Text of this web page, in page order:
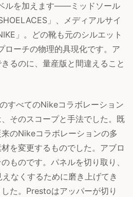
ルを加えます——ミッドソール
」、メディアルサイ
」。どの靴も元のシルエット
ーチの物理的具現化です。ア
るのに、量産版と間違えること
すべてのNikeコラボレーション
そのスコープと手法でした。既
のNikeコラボレーションの多
を変更するものでした。アブロ
ものです。パネルを切り取り、
なくするために磨き上げてき
た。Prestoはアッパーが切り